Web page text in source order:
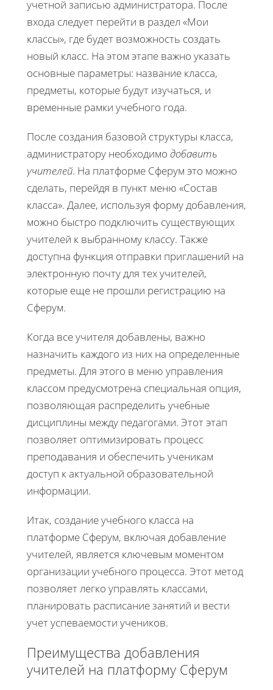
учетной записью администратора. После
входа следует перейти в раздел «Мои
классы», где будет возможность создать
новый класс. На этом этапе важно указать
основные параметры: название класса,
предметы, которые будут изучаться, и
временные рамки учебного года.
После создания базовой структуры класса,
администратору необходимо добавить
учителей. На платформе Сферум это можно
сделать, перейдя в пункт меню «Состав
класса». Далее, используя форму добавления,
можно быстро подключить существующих
учителей к выбранному классу. Также
доступна функция отправки приглашений на
электронную почту для тех учителей,
которые еще не прошли регистрацию на
Сферум.
Когда все учителя добавлены, важно
назначить каждого из них на определенные
предметы. Для этого в меню управления
классом предусмотрена специальная опция,
позволяющая распределить учебные
дисциплины между педагогами. Этот этап
позволяет оптимизировать процесс
преподавания и обеспечить ученикам
доступ к актуальной образовательной
информации.
Итак, создание учебного класса на
платформе Сферум, включая добавление
учителей, является ключевым моментом
организации учебного процесса. Этот метод
позволяет легко управлять классами,
планировать расписание занятий и вести
учет успеваемости учеников.
Преимущества добавления
учителей на платформу Сферум